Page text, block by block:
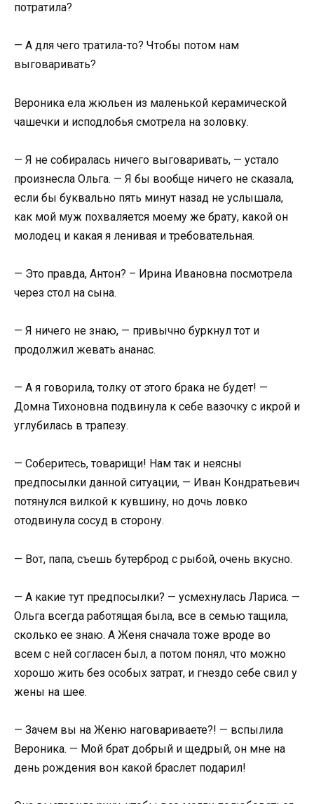
потратила?
— А для чего тратила-то? Чтобы потом нам
выговаривать?
Вероника ела жюльен из маленькой керамической
чашечки и исподлобья смотрела на золовку.
— Я не собиралась ничего выговаривать, — устало
произнесла Ольга. — Я бы вообще ничего не сказала,
если бы буквально пять минут назад не услышала,
как мой муж похваляется моему же брату, какой он
молодец и какая я ленивая и требовательная.
— Это правда, Антон? – Ирина Ивановна посмотрела
через стол на сына.
— Я ничего не знаю, — привычно буркнул тот и
продолжил жевать ананас.
— А я говорила, толку от этого брака не будет! —
Домна Тихоновна подвинула к себе вазочку с икрой и
углубилась в трапезу.
— Соберитесь, товарищи! Нам так и неясны
предпосылки данной ситуации, — Иван Кондратьевич
потянулся вилкой к кувшину, но дочь ловко
отодвинула сосуд в сторону.
— Вот, папа, съешь бутерброд с рыбой, очень вкусно.
— А какие тут предпосылки? — усмехнулась Лариса. —
Ольга всегда работящая была, все в семью тащила,
сколько ее знаю. А Женя сначала тоже вроде во
всем с ней согласен был, а потом понял, что можно
хорошо жить без особых затрат, и гнездо себе свил у
жены на шее.
— Зачем вы на Женю наговариваете?! — вспылила
Вероника. — Мой брат добрый и щедрый, он мне на
день рождения вон какой браслет подарил!